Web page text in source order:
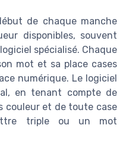
de chaque manche
disponibles, souvent
spécialisé. Chaque
mot et sa place cases
numérique. Le logiciel
en tenant compte de
couleur et de toute case
triple ou un mot